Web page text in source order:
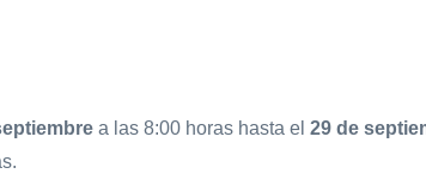
a las 8:00 horas hasta el 29 de